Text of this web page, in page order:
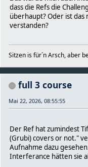
dass die Refs die
überhaupt? Oder ist das
verstanden?
Sitzen is für´n Arsch, aber
full 3 course
Mai 22, 2026, 08:55:55
Der Ref hat zumindest
(Grubi) covers or not."
Aufnahme dazu
Interferance hätten sie